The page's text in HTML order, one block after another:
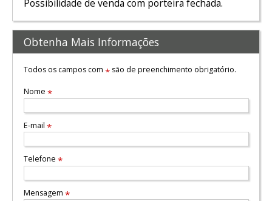
Possibilidade de venda com porteira fechada.
Obtenha Mais Informações
Todos os campos com *são de preenchimento obrigatório.
Nome *
E-mail *
Telefone *
Mensagem *